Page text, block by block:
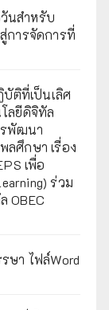
นสำหรับ
การจัดการที่
บัติที่เป็นเลิศ
ลยีดิจิทัล
รพัฒนา
ลศึกษา เรื่อง
เพื่อ
ร่วม
OBEC
ษา ไฟล์Word